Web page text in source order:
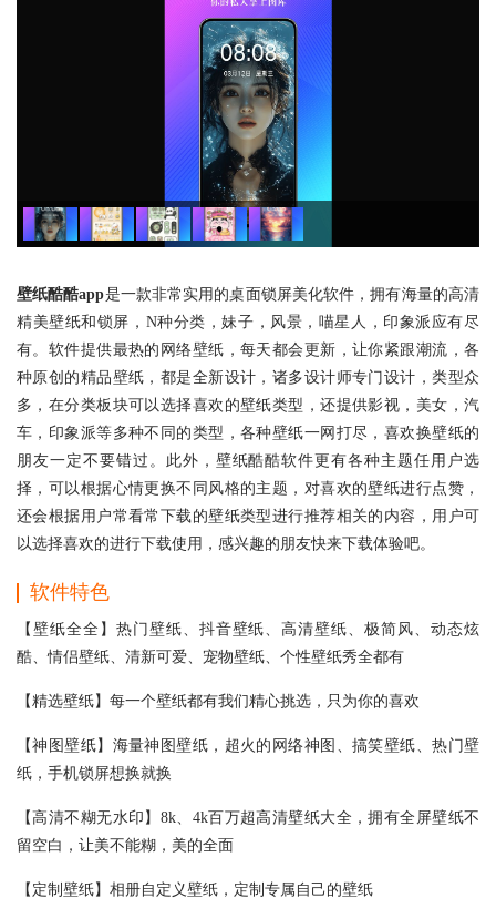
壁纸酷酷app是一款非常实用的桌面锁屏美化软件，拥有海量的高清
精美壁纸和锁屏，N种分类，妹子，风景，喵星人，印象派应有尽
有。软件提供最热的网络壁纸，每天都会更新，让你紧跟潮流，各
种原创的精品壁纸，都是全新设计，诸多设计师专门设计，类型众
多，在分类板块可以选择喜欢的壁纸类型，还提供影视，美女，汽
车，印象派等多种不同的类型，各种壁纸一网打尽，喜欢换壁纸的
朋友一定不要错过。此外，壁纸酷酷软件更有各种主题任用户选
择，可以根据心情更换不同风格的主题，对喜欢的壁纸进行点赞，
还会根据用户常看常下载的壁纸类型进行推荐相关的内容，用户可
以选择喜欢的进行下载使用，感兴趣的朋友快来下载体验吧。
软件特色
【壁纸全全】热门壁纸、抖音壁纸、高清壁纸、极简风、动态炫
酷、情侣壁纸、清新可爱、宠物壁纸、个性壁纸秀全都有
【精选壁纸】每一个壁纸都有我们精心挑选，只为你的喜欢
【神图壁纸】海量神图壁纸，超火的网络神图、搞笑壁纸、热门壁
纸，手机锁屏想换就换
【高清不糊无水印】8k、4k百万超高清壁纸大全，拥有全屏壁纸不
留空白，让美不能糊，美的全面
【定制壁纸】相册自定义壁纸，定制专属自己的壁纸